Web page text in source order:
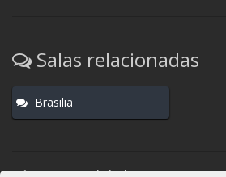
Salas relacionadas
Brasilia